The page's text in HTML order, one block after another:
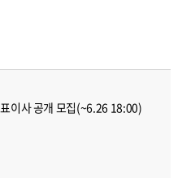
이사 공개 모집(~6.26 18:00)